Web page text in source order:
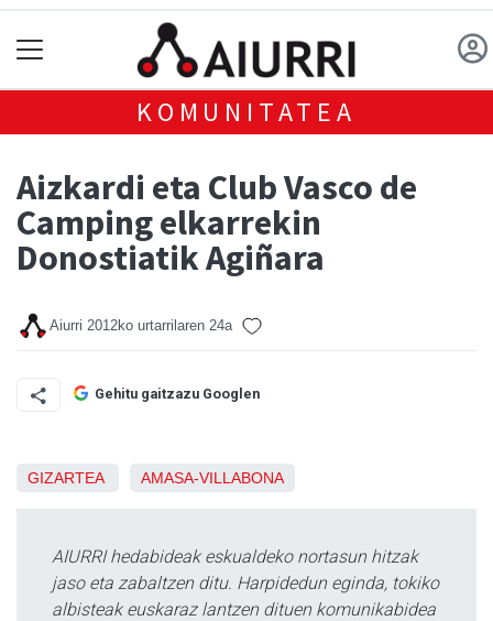
KOMUNITATEA
Aizkardi eta Club Vasco de
Camping elkarrekin
Donostiatik Agiñara
Aiurri 2012ko urtarrilaren 24a
Gehitu gaitzazu Googlen
GIZARTEA AMASA-VILLABONA
AIURRI hedabideak eskualdeko nortasun hitzak
jaso eta zabaltzen ditu. Harpidedun eginda, tokiko
albisteak euskaraz lantzen dituen komunikabidea